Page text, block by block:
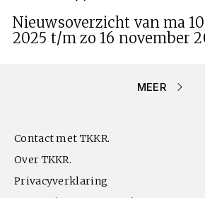
Nieuwsoverzicht van ma
2025 t/m zo 16 november
MEER
Contact met TKKR.
Over TKKR.
Privacyverklaring